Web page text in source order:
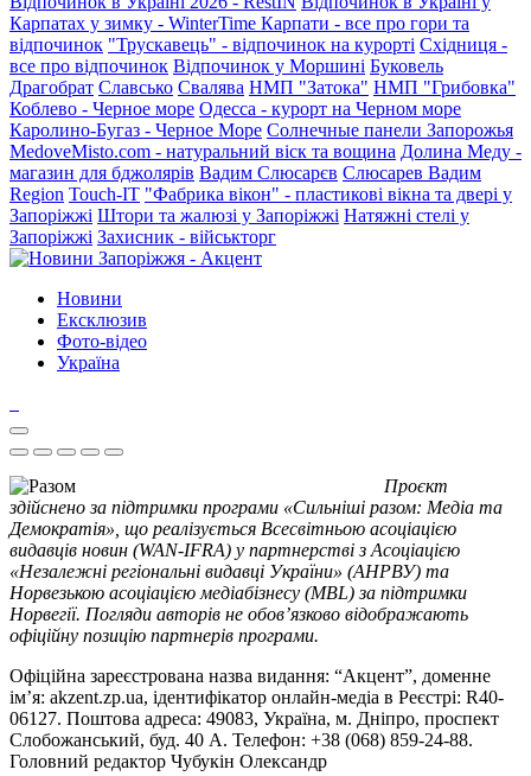
Карпатах у зимку - WinterTime Карпати - все про гори та
відпочинок "Трускавець" - відпочинок на курорті Східниця -
все про відпочинок Відпочинок у Моршині Буковель
Драгобрат Славсько Свалява НМП "Затока" НМП "Грибовка"
Коблево - Черное море Одесса - курорт на Черном море
Каролино-Бугаз - Черное Море Солнечные панели Запорожья
MedoveMisto.com - натуральний віск та вощина Долина Меду -
магазин для бджолярів Вадим Слюсарєв Слюсарев Вадим
Region Touch-IT "Фабрика вікон" - пластикові вікна та двері у
Запоріжжі Штори та жалюзі у Запоріжжі Натяжні стелі у
Запоріжжі Захисник - військторг
Новини
Ексклюзив
Фото-відео
Україна
Проєкт
здійснено за підтримки програми «Сильніші разом: Медіа та
Демократія», що реалізується Всесвітньою асоціацією
видавців новин (WAN-IFRA) у партнерстві з Асоціацією
«Незалежні регіональні видавці України» (АНРВУ) та
Норвезькою асоціацією медіабізнесу (MBL) за підтримки
Норвегії. Погляди авторів не обов’язково відображають
офіційну позицію партнерів програми.
Офіційна зареєстрована назва видання: “Акцент”, доменне
ім’я: akzent.zp.ua, ідентифікатор онлайн-медіа в Реєстрі: R40-
06127. Поштова адреса: 49083, Україна, м. Дніпро, проспект
Слобожанський, буд. 40 А. Телефон: +38 (068) 859-24-88.
Головний редактор Чубукін Олександр